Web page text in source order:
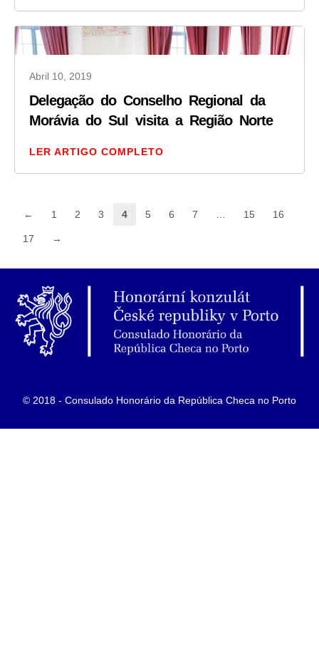
Abril 10, 2019
Delegação do Conselho Regional da
Morávia do Sul visita a Região Norte
LER ARTIGO COMPLETO
← 1 2 3 4 5 6 7 15 16
17 →
© 2018 - Consulado Honorário da República Checa no Porto